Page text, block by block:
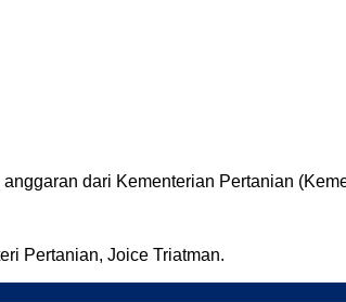
dari Kementerian Pertanian
Pertanian, Joice Triatman.